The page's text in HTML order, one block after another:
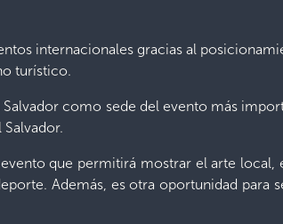
internacionales gracias al
turístico.
como sede del evento más
que permitirá mostrar el arte local,
Además, es otra oportunidad para